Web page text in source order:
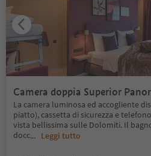
Camera doppia Superior
La camera luminosa ed accogliente
piatto), cassetta di sicurezza e
vista bellissima sulle Dolomiti. Il
docc... Leggi tutto